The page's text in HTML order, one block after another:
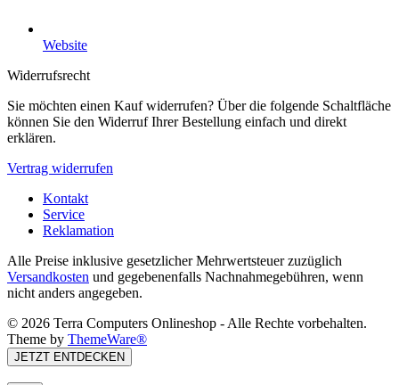
Website
Widerrufsrecht
Sie möchten einen Kauf widerrufen? Über die folgende Schaltfläche
können Sie den Widerruf Ihrer Bestellung einfach und direkt
erklären.
Vertrag widerrufen
Kontakt
Service
Reklamation
Alle Preise inklusive gesetzlicher Mehrwertsteuer zuzüglich
Versandkosten und gegebenenfalls Nachnahmegebühren, wenn
nicht anders angegeben.
© 2026 Terra Computers Onlineshop - Alle Rechte vorbehalten.
Theme by ThemeWare®
JETZT ENTDECKEN